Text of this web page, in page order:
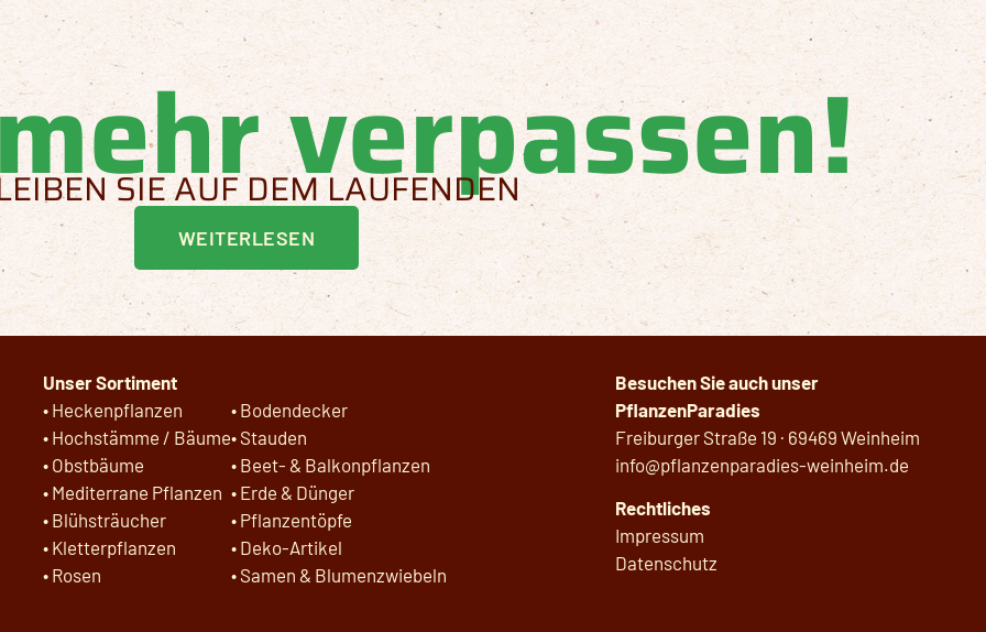
verpassen!
SIE AUF DEM LAUFENDEN
WEITERLESEN
Unser Sortiment
• Heckenpflanzen
• Hochstämme / Bäume
• Obstbäume
• Mediterrane Pflanzen
• Blühsträucher
• Kletterpflanzen
• Rosen
• Bodendecker
• Stauden
• Beet- & Balkonpflanzen
• Erde & Dünger
• Pflanzentöpfe
• Deko-Artikel
• Samen & Blumenzwiebeln
Besuchen Sie auch unser
PflanzenParadies
Freiburger Straße 19 · 69469 Weinheim
info@pflanzenparadies-weinheim.de
Rechtliches
Impressum
Datenschutz